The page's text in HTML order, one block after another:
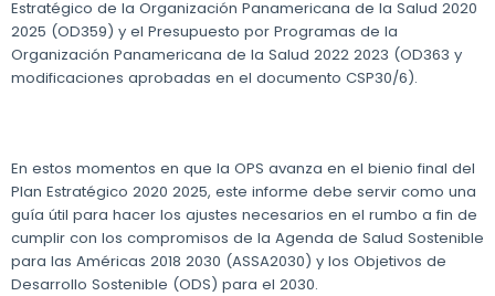
Estratégico de la Organización Panamericana de la Salud 2020
2025 (OD359) y el Presupuesto por Programas de la
Organización Panamericana de la Salud 2022 2023 (OD363 y
modificaciones aprobadas en el documento CSP30/6).
En estos momentos en que la OPS avanza en el bienio final del
Plan Estratégico 2020 2025, este informe debe servir como una
guía útil para hacer los ajustes necesarios en el rumbo a fin de
cumplir con los compromisos de la Agenda de Salud Sostenible
para las Américas 2018 2030 (ASSA2030) y los Objetivos de
Desarrollo Sostenible (ODS) para el 2030.